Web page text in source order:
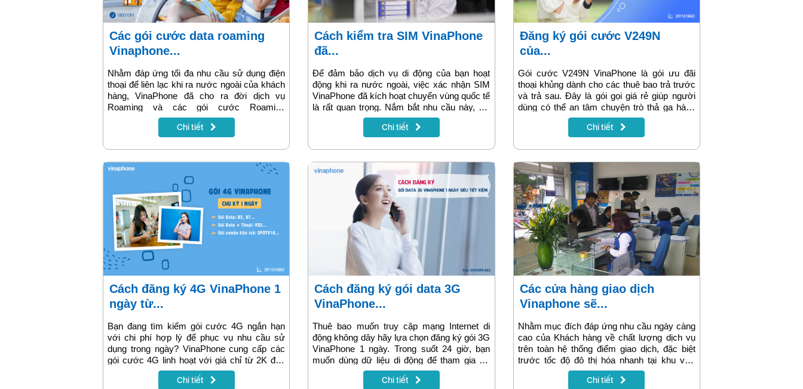
Các gói cước data roaming
Vinaphone...
Nhằm đáp ứng tối đa nhu cầu sử dụng điện
thoại để liên lạc khi ra nước ngoài của khách
hàng, VinaPhone đã cho ra đời dịch vụ
Roaming và các gói cước Roaming
VinaPhone tiện lợi. Hãy cùng chúng tôi khám
phá về các gói cước Roaming của
Chi tiết
Cách kiểm tra SIM VinaPhone
đã...
Để đảm bảo dịch vụ di động của bạn hoạt
động khi ra nước ngoài, việc xác nhận SIM
VinaPhone đã kích hoạt chuyển vùng quốc tế
là rất quan trọng. Nắm bắt nhu cầu này, bài
viết sẽ cung cấp các cách cụ thể để kiểm tra
xem SIM VinaPhone của bạn đã sẵn sàng
trước mọi hành trình và tránh rủi ro về kết
nối.
Chi tiết
Đăng ký gói cước V249N
của...
Gói cước V249N VinaPhone là gói ưu đãi
thoại khủng dành cho các thuê bao trả trước
và trả sau. Đây là gói gọi giá rẻ giúp người
dùng có thể an tâm chuyện trò thả ga hàng
tháng mà không phải lo lắng về cước phí. Chỉ
với 249.000đ/ tháng bạn sở hữu ngay 3.000
ngoại mạng và 2GB data sử dụng trong 30
ngày. Cùng tìm hiểu ngay trong bài viết sau
đây để biết thêm thông tin về gói cước này
nhé!
Chi tiết
Cách đăng ký 4G VinaPhone 1
ngày từ...
Bạn đang tìm kiếm gói cước 4G ngắn hạn
với chi phí hợp lý để phục vụ nhu cầu sử
dụng trong ngày? VinaPhone cung cấp các
gói cước 4G linh hoạt với giá chỉ từ 2K đến
15K. Ngoài ưu đãi về data thì khi tham gia
đăng ký 4G VinaPhone 1 ngày bạn còn nhận
Chi tiết
Cách đăng ký gói data 3G
VinaPhone...
Thuê bao muốn truy cập mạng Internet di
động không dây hãy lựa chọn đăng ký gói 3G
VinaPhone 1 ngày. Trong suốt 24 giờ, bạn
muốn dùng dữ liệu di động để tham gia sử
dụng các tiện ích như chơi game, giải trí hay
xem phim đều được. Chính vì vậy, lựa chọn
Chi tiết
Các cửa hàng giao dịch
Vinaphone sẽ...
Nhằm mục đích đáp ứng nhu cầu ngày càng
cao của Khách hàng về chất lượng dịch vụ
trên toàn hệ thống điểm giao dịch, đặc biệt
trước tốc độ đô thị hóa nhanh tại khu vực
ngoại thành, 21 cửa hàng giao dịch của
Vinaphone trên địa bàn trọng điểm tại Hà Nội
Chi tiết